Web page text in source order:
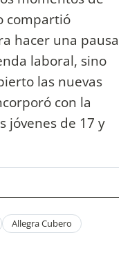
compartió
hacer una pausa
laboral, sino
las nuevas
con la
jóvenes de 17 y
Allegra Cubero